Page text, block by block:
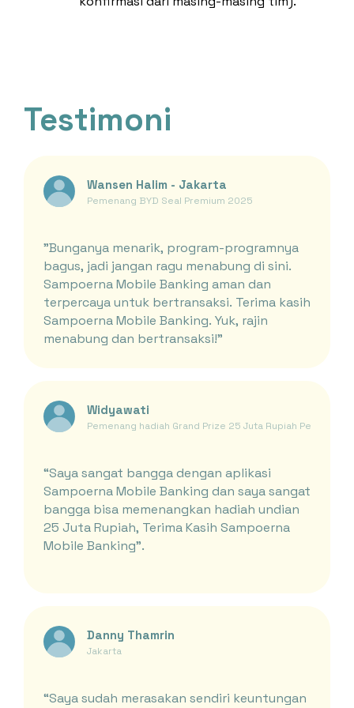
Testimoni
Wansen Halim - Jakarta
Pemenang BYD Seal Premium 2025
"Bunganya menarik, program-programnya
bagus, jadi jangan ragu menabung di sini.
Sampoerna Mobile Banking aman dan
terpercaya untuk bertransaksi. Terima kasih
Sampoerna Mobile Banking. Yuk, rajin
menabung dan bertransaksi!"
Widyawati
Pemenang hadiah Grand Prize 25 Juta Rupiah Periode
“Saya sangat bangga dengan aplikasi
Sampoerna Mobile Banking dan saya sangat
bangga bisa memenangkan hadiah undian
25 Juta Rupiah, Terima Kasih Sampoerna
Mobile Banking”.
Danny Thamrin
Jakarta
“Saya sudah merasakan sendiri keuntungan